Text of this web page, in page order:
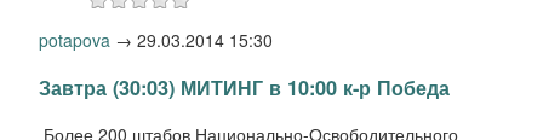
potapova → 29.03.2014 15:30
Завтра (30:03) МИТИНГ в 10:00 к-р Победа
Более 200 штабов Национально-Освободительного